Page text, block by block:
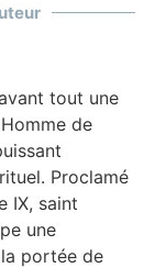
tout une
de
Proclamé
IX, saint
une
portée de